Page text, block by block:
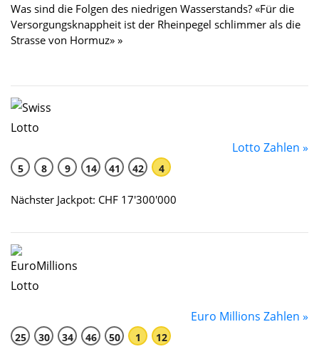
Was sind die Folgen des niedrigen Wasserstands? «Für die
Versorgungsknappheit ist der Rheinpegel schlimmer als die
Strasse von Hormuz» »
Lotto Zahlen »
5 8 9 14 41 42 4
Nächster Jackpot: CHF 17'300'000
Euro Millions Zahlen »
25 30 34 46 50 1 12